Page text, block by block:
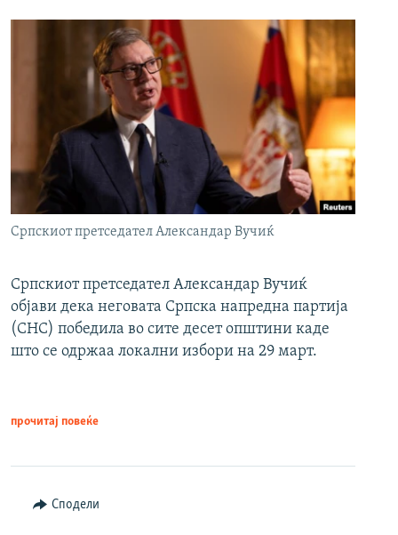
Српскиот претседател Александар Вучиќ
Српскиот претседател Александар Вучиќ
објави дека неговата Српска напредна партија
(СНС) победила во сите десет општини каде
што се одржаа локални избори на 29 март.
прочитај повеќе
Сподели